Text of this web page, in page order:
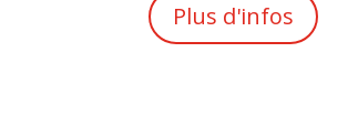
Plus d'infos